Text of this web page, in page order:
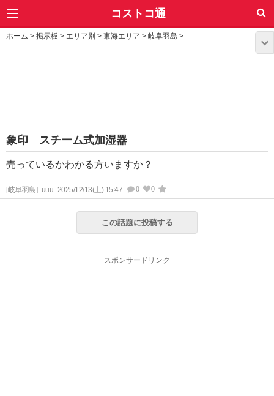
コストコ通
ホーム > 掲示板 > エリア別 > 東海エリア > 岐阜羽島 >
象印 スチーム式加湿器
売っているかわかる方いますか？
[岐阜羽島] uuu 2025/12/13(土) 15:47 0 0
この話題に投稿する
スポンサードリンク